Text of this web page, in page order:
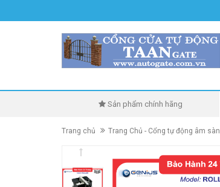
Sản phẩm chính hãng
Trang chủ Trang Chủ - Cổng tự động âm sàn